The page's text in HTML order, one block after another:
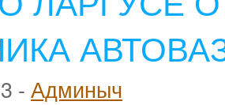
- Админыч